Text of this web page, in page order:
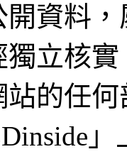
資料
立核
的任